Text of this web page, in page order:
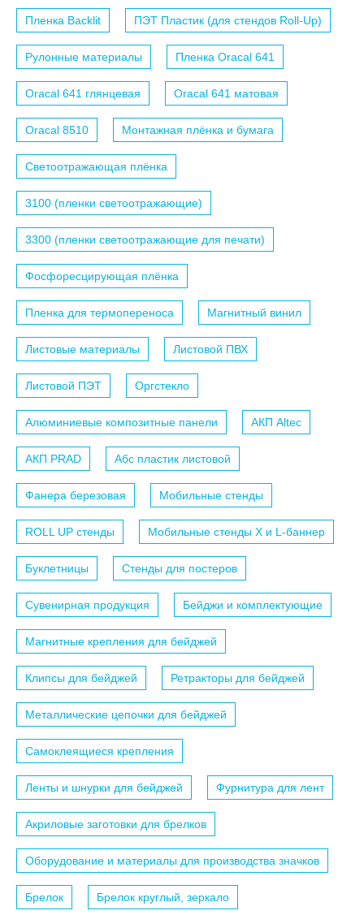
Пленка Backlit ПЭТ Пластик (для стендов Roll-Up)
Рулонные материалы Пленка Oracal 641
Oracal 641 глянцевая Oracal 641 матовая
Oracal 8510 Монтажная плёнка и бумага
Светоотражающая плёнка
3100 (пленки светоотражающие)
3300 (пленки светоотражающие для печати)
Фосфоресцирующая плёнка
Пленка для термопереноса Магнитный винил
Листовые материалы Листовой ПВХ
Листовой ПЭТ Оргстекло
Алюминиевые композитные панели АКП Altec
АКП PRAD Абс пластик листовой
Фанера березовая Мобильные стенды
ROLL UP стенды Мобильные стенды X и L-баннер
Буклетницы Стенды для постеров
Сувенирная продукция Бейджи и комплектующие
Магнитные крепления для бейджей
Клипсы для бейджей Ретракторы для бейджей
Металлические цепочки для бейджей
Самоклеящиеся крепления
Ленты и шнурки для бейджей Фурнитура для лент
Акриловые заготовки для брелков
Оборудование и материалы для производства значков
Брелок Брелок круглый, зеркало